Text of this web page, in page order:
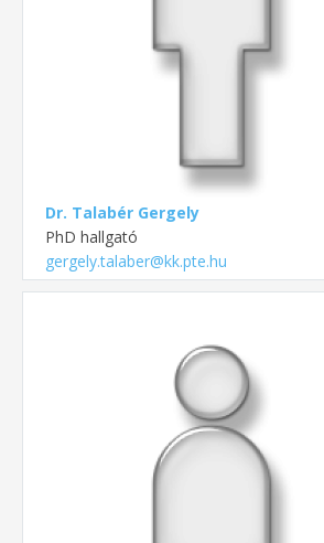
Dr. Talabér Gergely
PhD hallgató
gergely.talaber@kk.pte.hu